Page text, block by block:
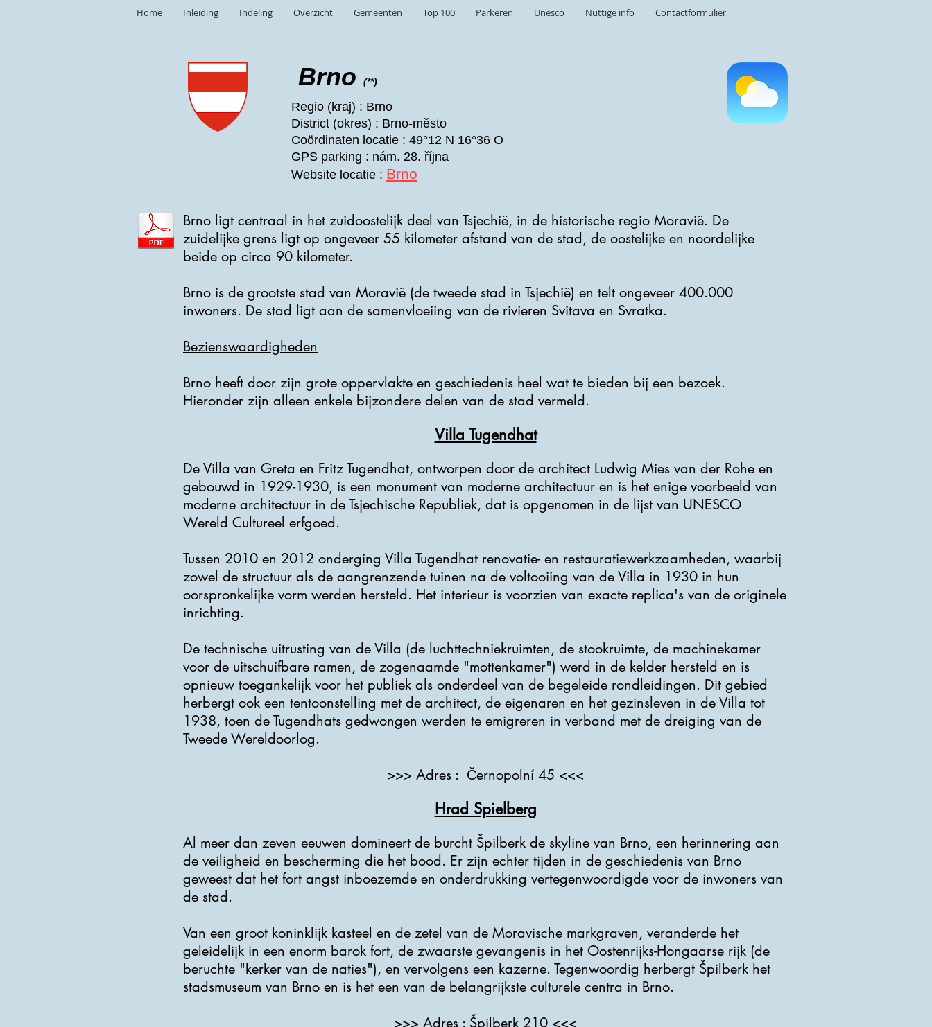
Home Inleiding Indeling Overzicht Gemeenten Top 100 Parkeren Unesco Nuttige info Contactformulier
Brno (**)
Regio (kraj) : Brno
District (okres) : Brno-město
Coördinaten locatie : 49°12 N 16°36 O
GPS parking : nám. 28. října
Website locatie : Brno
Brno ligt centraal in het zuidoostelijk deel van Tsjechië, in de historische regio Moravië. De
zuidelijke grens ligt op ongeveer 55 kilometer afstand van de stad, de oostelijke en noordelijke
beide op circa 90 kilometer.
Brno is de grootste stad van Moravië (de tweede stad in Tsjechië) en telt ongeveer 400.000
inwoners. De stad ligt aan de samenvloeiing van de rivieren Svitava en Svratka.
Bezienswaardigheden
Brno heeft door zijn grote oppervlakte en geschiedenis heel wat te bieden bij een bezoek.
Hieronder zijn alleen enkele bijzondere delen van de stad vermeld.
Villa Tugendhat
De Villa van Greta en Fritz Tugendhat, ontworpen door de architect Ludwig Mies van der Rohe en
gebouwd in 1929-1930, is een monument van moderne architectuur en is het enige voorbeeld van
moderne architectuur in de Tsjechische Republiek, dat is opgenomen in de lijst van UNESCO
Wereld Cultureel erfgoed.
Tussen 2010 en 2012 onderging Villa Tugendhat renovatie- en restauratiewerkzaamheden, waarbij
zowel de structuur als de aangrenzende tuinen na de voltooiing van de Villa in 1930 in hun
oorspronkelijke vorm werden hersteld. Het interieur is voorzien van exacte replica's van de originele
inrichting.
De technische uitrusting van de Villa (de luchttechniekruimten, de stookruimte, de machinekamer
voor de uitschuifbare ramen, de zogenaamde "mottenkamer") werd in de kelder hersteld en is
opnieuw toegankelijk voor het publiek als onderdeel van de begeleide rondleidingen. Dit gebied
herbergt ook een tentoonstelling met de architect, de eigenaren en het gezinsleven in de Villa tot
1938, toen de Tugendhats gedwongen werden te emigreren in verband met de dreiging van de
Tweede Wereldoorlog.
>>> Adres : Černopolní 45 <<<
Hrad Spielberg
Al meer dan zeven eeuwen domineert de burcht Špilberk de skyline van Brno, een herinnering aan
de veiligheid en bescherming die het bood. Er zijn echter tijden in de geschiedenis van Brno
geweest dat het fort angst inboezemde en onderdrukking vertegenwoordigde voor de inwoners van
de stad.
Van een groot koninklijk kasteel en de zetel van de Moravische markgraven, veranderde het
geleidelijk in een enorm barok fort, de zwaarste gevangenis in het Oostenrijks-Hongaarse rijk (de
beruchte "kerker van de naties"), en vervolgens een kazerne. Tegenwoordig herbergt Špilberk het
stadsmuseum van Brno en is het een van de belangrijkste culturele centra in Brno.
>>> Adres : Špilberk 210 <<<